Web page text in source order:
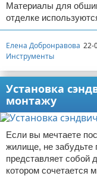
Материалы для
отделке
Елена Добронравова 22-
Инструменты
Установка
монтажу
Если вы мечтаете
жилище, не забудьте
представляет собой
котором сочетается